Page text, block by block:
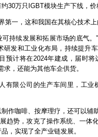
30万只IGBT模块生产下线，
第一，这和我国在其核心技术
可持续发展和拓展市场的底气
发和工业化布局，持续提升
预计将在2024年建成，届时
求，还能为其他车企供货。
有限公司的生产车间里，工业
作咖啡、按摩理疗，还可以辅
趋势，攻克了操作系统、一体
，实现了全产业链发展。